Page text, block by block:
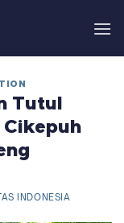
Tutul
INDONESIA